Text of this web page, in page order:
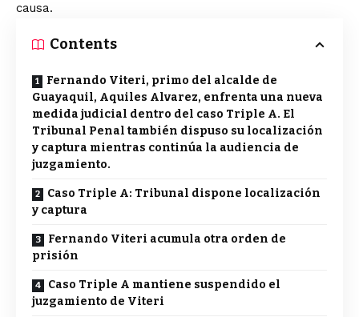
causa.
Contents
Fernando Viteri, primo del alcalde de
Guayaquil, Aquiles Alvarez, enfrenta una nueva
medida judicial dentro del caso Triple A. El
Tribunal Penal también dispuso su localización
y captura mientras continúa la audiencia de
juzgamiento.
Caso Triple A: Tribunal dispone localización
y captura
Fernando Viteri acumula otra orden de
prisión
Caso Triple A mantiene suspendido el
juzgamiento de Viteri